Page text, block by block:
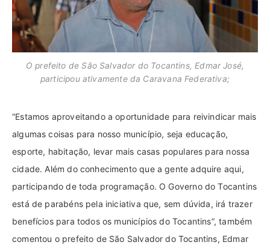
O prefeito de São Salvador do Tocantins, Edmar José,
participou ativamente da Caravana Federativa;
“Estamos aproveitando a oportunidade para reivindicar mais
algumas coisas para nosso município, seja educação,
esporte, habitação, levar mais casas populares para nossa
cidade. Além do conhecimento que a gente adquire aqui,
participando de toda programação. O Governo do Tocantins
está de parabéns pela iniciativa que, sem dúvida, irá trazer
benefícios para todos os municípios do Tocantins”, também
comentou o prefeito de São Salvador do Tocantins, Edmar